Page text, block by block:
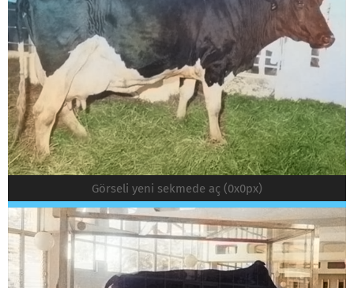
Görseli yeni sekmede aç (0x0px)